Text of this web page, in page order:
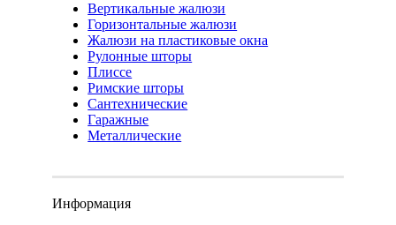
Вертикальные жалюзи
Горизонтальные жалюзи
Жалюзи на пластиковые окна
Рулонные шторы
Плиссе
Римские шторы
Сантехнические
Гаражные
Металлические
Информация